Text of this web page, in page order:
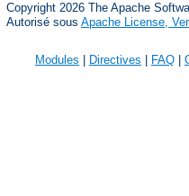
Copyright 2026 The Apache
Autorisé sous Apache License,
Modules Directives FAQ